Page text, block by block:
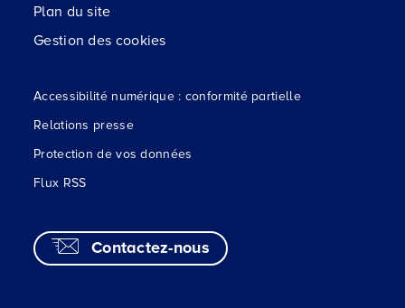
Plan du site
Gestion des cookies
Accessibilité numérique : conformité partielle
Relations presse
Protection de vos données
Flux RSS
Contactez-nous